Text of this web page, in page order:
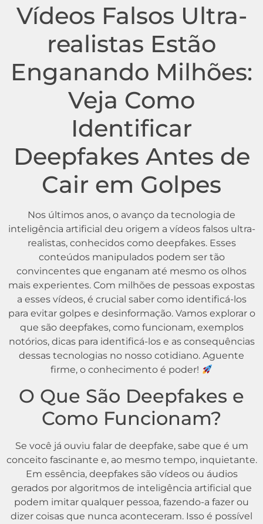
Vídeos Falsos Ultra-
realistas Estão
Enganando Milhões:
Veja Como
Identificar
Deepfakes Antes de
Cair em Golpes
Nos últimos anos, o avanço da tecnologia de
inteligência artificial deu origem a vídeos falsos ultra-
realistas, conhecidos como deepfakes. Esses
conteúdos manipulados podem ser tão
convincentes que enganam até mesmo os olhos
mais experientes. Com milhões de pessoas expostas
a esses vídeos, é crucial saber como identificá-los
para evitar golpes e desinformação. Vamos explorar o
que são deepfakes, como funcionam, exemplos
notórios, dicas para identificá-los e as consequências
dessas tecnologias no nosso cotidiano. Aguente
firme, o conhecimento é poder!
O Que São Deepfakes e
Como Funcionam?
Se você já ouviu falar de deepfake, sabe que é um
conceito fascinante e, ao mesmo tempo, inquietante.
Em essência, deepfakes são vídeos ou áudios
gerados por algoritmos de inteligência artificial que
podem imitar qualquer pessoa, fazendo-a fazer ou
dizer coisas que nunca aconteceram. Isso é possível